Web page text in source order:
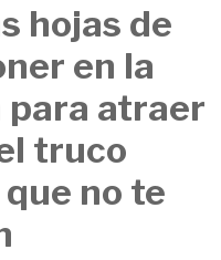
hojas de
en la
atraer
truco
no te